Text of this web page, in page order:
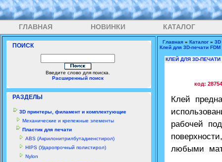
ГЛАВНАЯ НОВИНКИ КАТАЛОГ
ПОИСК
Введите слово для поиска.
Расширенный поиск
РАЗДЕЛЫ
3D принтеры, филамент и комплектующие
Механические и крепежные элементы
Пластик для печати
ABS (Акрилонитрилбутадиенстирол)
HIPS (Ударопрочный полистирол)
Nylon
Главная » Каталог »
Клей для 3D-печати
КЛЕЙ ДЛЯ 3D-ПЕЧАТИ
код: 28754
Клей
рабочей
любыми